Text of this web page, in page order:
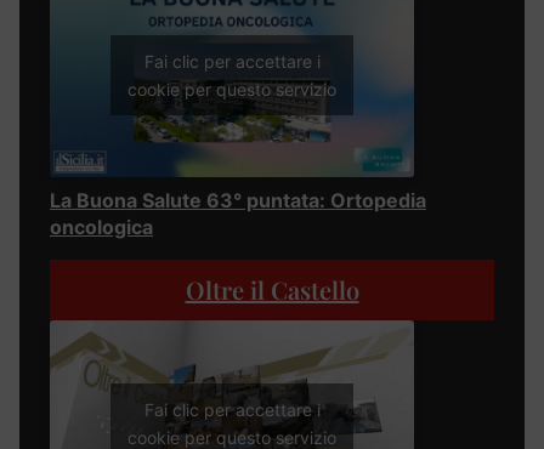
Fai clic per accettare i
cookie per questo servizio
La Buona Salute 63° puntata: Ortopedia
oncologica
Oltre il Castello
Fai clic per accettare i
cookie per questo servizio